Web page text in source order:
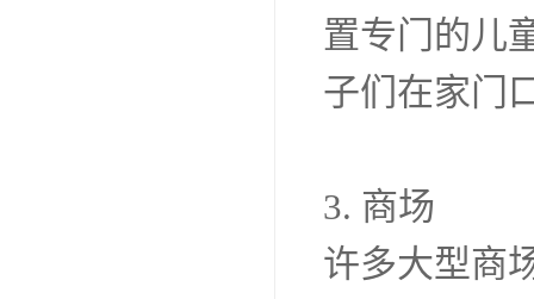
置专门的儿
子们在家门
3. 商场
许多大型商